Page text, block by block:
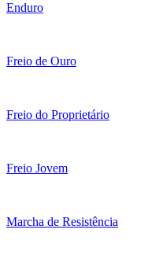
Enduro
Freio de Ouro
Freio do Proprietário
Freio Jovem
Marcha de Resistência